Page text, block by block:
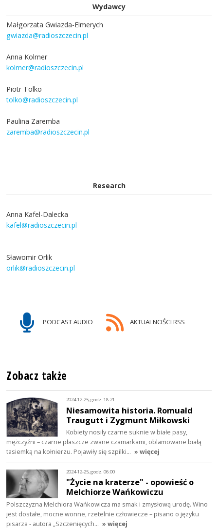
Wydawcy
Małgorzata Gwiazda-Elmerych
gwiazda@radioszczecin.pl
Anna Kolmer
kolmer@radioszczecin.pl
Piotr Tolko
tolko@radioszczecin.pl
Paulina Zaremba
zaremba@radioszczecin.pl
Research
Anna Kafel-Dalecka
kafel@radioszczecin.pl
Sławomir Orlik
orlik@radioszczecin.pl
PODCAST AUDIO AKTUALNOŚCI RSS
Zobacz także
2024-12-25, godz. 18:21
Niesamowita historia. Romuald
Traugutt i Zygmunt Miłkowski
Kobiety nosiły czarne suknie w białe pasy,
mężczyźni – czarne płaszcze zwane czamarkami, oblamowane białą
tasiemką na kołnierzu. Pojawiły się szpilki… » więcej
2024-12-25, godz. 06:00
"Życie na kraterze" - opowieść o
Melchiorze Wańkowiczu
Polszczyzna Melchiora Wańkowicza ma smak i zmysłową urodę. Wino
jest dostałe, mocne wonne, rzetelnie człowiecze – pisano o języku
pisarza - autora „Szczenięcych… » więcej